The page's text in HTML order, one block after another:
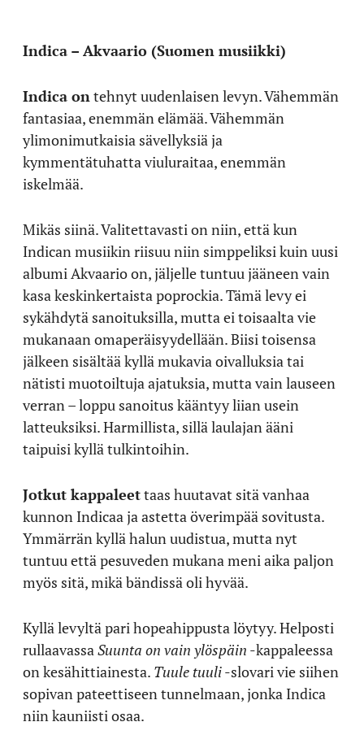
Indica – Akvaario (Suomen musiikki)
Indica on tehnyt uudenlaisen levyn. Vähemmän
fantasiaa, enemmän elämää. Vähemmän
ylimonimutkaisia sävellyksiä ja
kymmentätuhatta viuluraitaa, enemmän
iskelmää.
Mikäs siinä. Valitettavasti on niin, että kun
Indican musiikin riisuu niin simppeliksi kuin uusi
albumi Akvaario on, jäljelle tuntuu jääneen vain
kasa keskinkertaista poprockia. Tämä levy ei
sykähdytä sanoituksilla, mutta ei toisaalta vie
mukanaan omaperäisyydellään. Biisi toisensa
jälkeen sisältää kyllä mukavia oivalluksia tai
nätisti muotoiltuja ajatuksia, mutta vain lauseen
verran – loppu sanoitus kääntyy liian usein
latteuksiksi. Harmillista, sillä laulajan ääni
taipuisi kyllä tulkintoihin.
Jotkut kappaleettaas huutavat sitä vanhaa
kunnon Indicaa ja astetta överimpää sovitusta.
Ymmärrän kyllä halun uudistua, mutta nyt
tuntuu että pesuveden mukana meni aika paljon
myös sitä, mikä bändissä oli hyvää.
Kyllä levyltä pari hopeahippusta löytyy. Helposti
rullaavassa Suunta on vain ylöspäin -kappaleessa
on kesähittiainesta. Tuule tuuli-slovari vie siihen
sopivan pateettiseen tunnelmaan, jonka Indica
niin kauniisti osaa.